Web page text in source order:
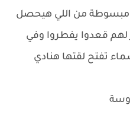
مبسوطة من اللي هيحصل
قعدوا يفطروا وفي
تفتح لقتها هنادي